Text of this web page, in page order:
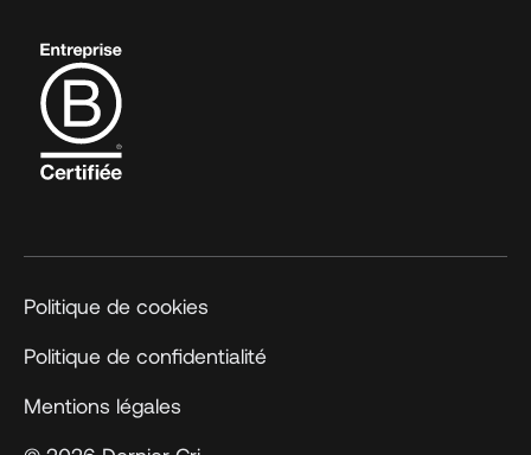
Politique de cookies
Politique de confidentialité
Mentions légales